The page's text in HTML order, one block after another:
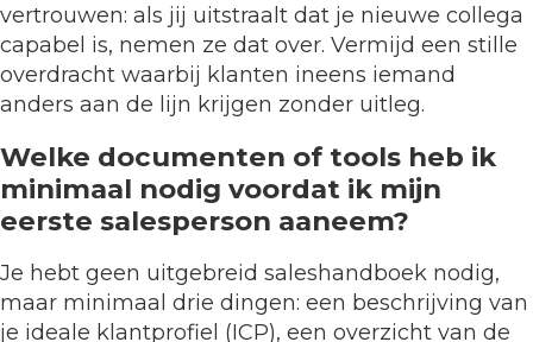
vertrouwen: als jij uitstraalt dat je nieuwe collega
capabel is, nemen ze dat over. Vermijd een stille
overdracht waarbij klanten ineens iemand
anders aan de lijn krijgen zonder uitleg.
Welke documenten of tools heb ik
minimaal nodig voordat ik mijn
eerste salesperson aaneem?
Je hebt geen uitgebreid saleshandboek nodig,
maar minimaal drie dingen: een beschrijving van
je ideale klantprofiel (ICP), een overzicht van de